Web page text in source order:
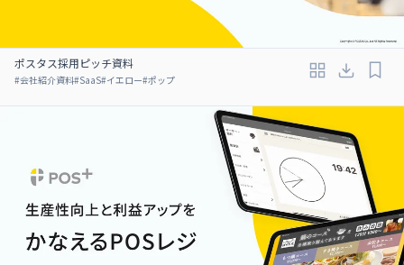
ポスタス採用ピッチ資料
#会社紹介資料#SaaS#イエロー#ポップ